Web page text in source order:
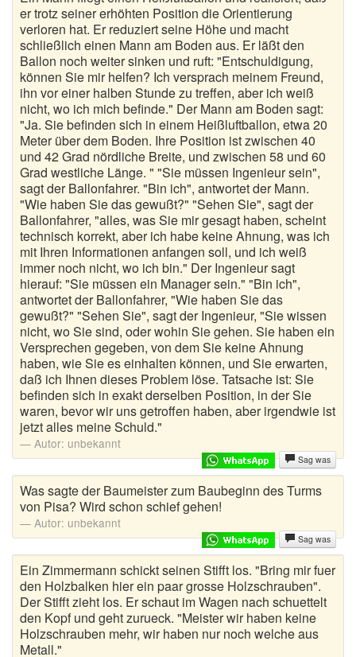
er trotz seiner erhöhten Position die Orientierung
verloren hat. Er reduziert seine Höhe und macht
schließlich einen Mann am Boden aus. Er läßt den
Ballon noch weiter sinken und ruft: "Entschuldigung,
können Sie mir helfen? Ich versprach meinem Freund,
ihn vor einer halben Stunde zu treffen, aber ich weiß
nicht, wo ich mich befinde." Der Mann am Boden sagt:
"Ja. Sie befinden sich in einem Heißluftballon, etwa 20
Meter über dem Boden. Ihre Position ist zwischen 40
und 42 Grad nördliche Breite, und zwischen 58 und 60
Grad westliche Länge. " "Sie müssen Ingenieur sein",
sagt der Ballonfahrer. "Bin ich", antwortet der Mann.
"Wie haben Sie das gewußt?" "Sehen Sie", sagt der
Ballonfahrer, "alles, was Sie mir gesagt haben, scheint
technisch korrekt, aber ich habe keine Ahnung, was ich
mit Ihren Informationen anfangen soll, und ich weiß
immer noch nicht, wo ich bin." Der Ingenieur sagt
hierauf: "Sie müssen ein Manager sein." "Bin ich",
antwortet der Ballonfahrer, "Wie haben Sie das
gewußt?" "Sehen Sie", sagt der Ingenieur, "Sie wissen
nicht, wo Sie sind, oder wohin Sie gehen. Sie haben ein
Versprechen gegeben, von dem Sie keine Ahnung
haben, wie Sie es einhalten können, und Sie erwarten,
daß ich Ihnen dieses Problem löse. Tatsache ist: Sie
befinden sich in exakt derselben Position, in der Sie
waren, bevor wir uns getroffen haben, aber irgendwie ist
jetzt alles meine Schuld."
Autor: unbekannt
Sag was
Was sagte der Baumeister zum Baubeginn des Turms
von Pisa? Wird schon schief gehen!
Autor: unbekannt
Sag was
Ein Zimmermann schickt seinen Stifft los. "Bring mir fuer
den Holzbalken hier ein paar grosse Holzschrauben".
Der Stifft zieht los. Er schaut im Wagen nach schuettelt
den Kopf und geht zurueck. "Meister wir haben keine
Holzschrauben mehr, wir haben nur noch welche aus
Metall."